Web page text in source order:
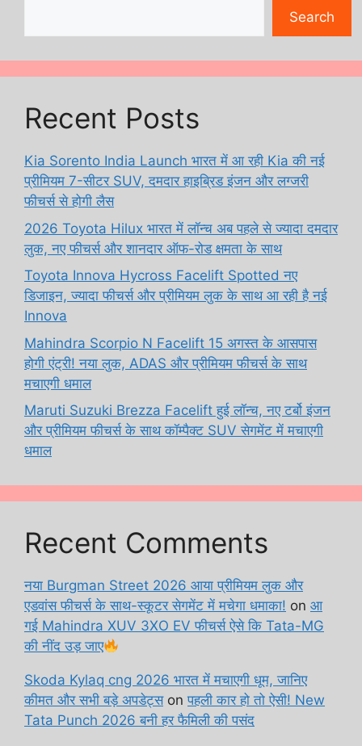
Search
Recent Posts
Kia Sorento India Launch भारत में आ रही Kia की नई
प्रीमियम 7-सीटर SUV, दमदार हाइब्रिड इंजन और लग्जरी
फीचर्स से होगी लैस
2026 Toyota Hilux भारत में लॉन्च अब पहले से ज्यादा दमदार
लुक, नए फीचर्स और शानदार ऑफ-रोड क्षमता के साथ
Toyota Innova Hycross Facelift Spotted नए
डिजाइन, ज्यादा फीचर्स और प्रीमियम लुक के साथ आ रही है नई
Innova
Mahindra Scorpio N Facelift 15 अगस्त के आसपास
होगी एंट्री! नया लुक, ADAS और प्रीमियम फीचर्स के साथ
मचाएगी धमाल
Maruti Suzuki Brezza Facelift हुई लॉन्च, नए टर्बो इंजन
और प्रीमियम फीचर्स के साथ कॉम्पैक्ट SUV सेगमेंट में मचाएगी
धमाल
Recent Comments
नया Burgman Street 2026 आया प्रीमियम लुक और
एडवांस फीचर्स के साथ-स्कूटर सेगमेंट में मचेगा धमाका! on आ
गई Mahindra XUV 3XO EV फीचर्स ऐसे कि Tata-MG
की नींद उड़ जाए
Skoda Kylaq cng 2026 भारत में मचाएगी धूम, जानिए
कीमत और सभी बड़े अपडेट्सonपहली कार हो तो ऐसी! New
Tata Punch 2026 बनी हर फैमिली की पसंद